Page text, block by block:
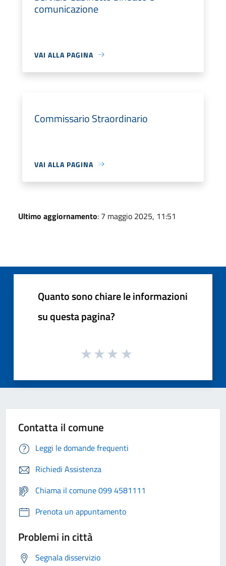
comunicazione
VAI ALLA PAGINA
Commissario Straordinario
VAI ALLA PAGINA
Ultimo aggiornamento: 7 maggio 2025, 11:51
Quanto sono chiare le informazioni
su questa pagina?
Contatta il comune
Leggi le domande frequenti
Richiedi Assistenza
Chiama il comune 099 4581111
Prenota un appuntamento
Problemi in città
Segnala disservizio